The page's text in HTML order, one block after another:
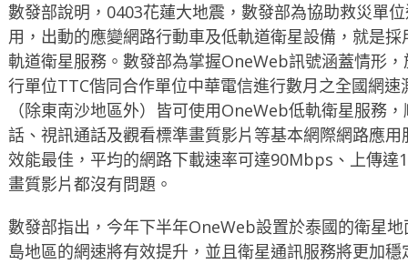
數發部說明，0403花蓮大地震，數發部為協助救災單
用，出動的應變網路行動車及低軌道衛星設備，就是
軌道衛星服務。數發部為掌握OneWeb訊號涵蓋情形
行單位TTC偕同合作單位中華電信進行數月之全國網
（除東南沙地區外）皆可使用OneWeb低軌衛星服務
話、視訊通話及觀看標準畫質影片等基本網際網路應
效能最佳，平均的網路下載速率可達90Mbps、上傳
畫質影片都沒有問題。
數發部指出，今年下半年OneWeb設置於泰國的衛星
島地區的網速將有效提升，並且衛星通訊服務將更加